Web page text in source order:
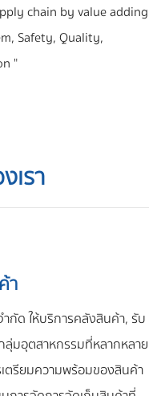
chain by value adding
Safety, Quality,
"
เรา
า
กัด ให้บริการคลังสินค้า, รับ
ลุ่มอุตสาหกรรมที่หลากหลาย
ตรียมความพร้อมของสินค้า